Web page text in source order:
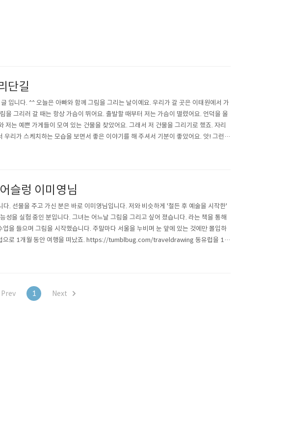
단길
입니다. ^^ 오늘은 아빠와 함께 그림을 그리는 날이예요. 우리가 갈 곳은 이태원에서 가
을 그리러 갈 때는 항상 가슴이 뛰어요. 출발할 때부터 저는 가슴이 떨렸어요. 언덕을 올
저는 예쁜 가게들이 모여 있는 건물을 찾았어요. 그래서 저 건물을 그리기로 했죠. 자리
리가 스케치하는 모습을 보면서 좋은 이야기를 해 주셔서 기분이 좋았어요. 앗! 그런데
나기를 기다리며 다른 부분을 그..
슬렁 이미영님
. 선물을 주고 가신 분은 바로 이미영님입니다. 저와 비슷하게 '철든 후 예술을 시작한'
을 실험 중인 분입니다. 그녀는 어느날 그림을 그리고 싶어 졌습니다. 라는 책을 통해
을 들으며 그림을 시작했습니다. 주말마다 서울을 누비며 눈 앞에 있는 것에만 몰입하
으로 1개월 동안 여행을 떠났죠. https://tumblbug.com/traveldrawing 동유럽을 1달
분들에게 책과 엽서를 선물해 주셨죠..
Prev 1 Next